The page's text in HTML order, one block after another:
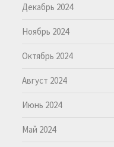
Декабрь 2024
Ноябрь 2024
Октябрь 2024
Август 2024
Июнь 2024
Май 2024